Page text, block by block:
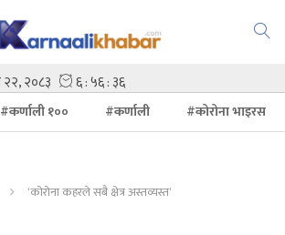
#कर्णाली १०० #कर्णाली
#कोरोना भाइरस
‘कोरोना कहरले सबै क्षेत्र अस्तव्यस्त’